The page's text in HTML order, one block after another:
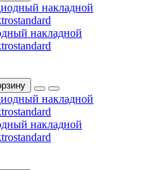
накладной
накладной